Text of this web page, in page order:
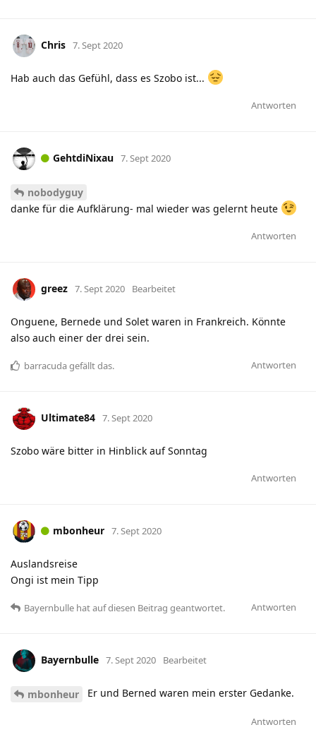
Chris 7. Sept 2020
Hab auch das Gefühl, dass es Szobo ist...
Antworten
GehtdiNixau 7. Sept 2020
nobodyguy
danke für die Aufklärung- mal wieder was gelernt heute
Antworten
greez 7. Sept 2020 Bearbeitet
Onguene, Bernede und Solet waren in Frankreich. Könnte
also auch einer der drei sein.
Antworten
barracudagefällt das.
Ultimate84 7. Sept 2020
Szobo wäre bitter in Hinblick auf Sonntag
Antworten
mbonheur 7. Sept 2020
Auslandsreise
Ongi ist mein Tipp
Antworten
Bayernbulle hatauf diesen Beitrag geantwortet.
Bayernbulle 7. Sept 2020 Bearbeitet
mbonheur Er und Berned waren mein erster Gedanke.
Antworten